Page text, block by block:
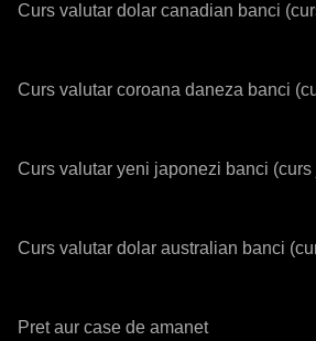
Curs valutar dolar canadian banci
Curs valutar coroana daneza banci
Curs valutar yeni japonezi banci (curs
Curs valutar dolar australian banci
Pret aur case de amanet